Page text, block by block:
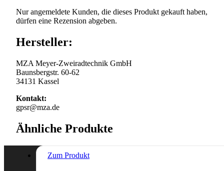
Nur angemeldete Kunden, die dieses Produkt gekauft haben,
dürfen eine Rezension abgeben.
Hersteller:
MZA Meyer-Zweiradtechnik GmbH
Baunsbergstr. 60-62
34131 Kassel
Kontakt:
gpsr@mza.de
Ähnliche Produkte
Zum Produkt